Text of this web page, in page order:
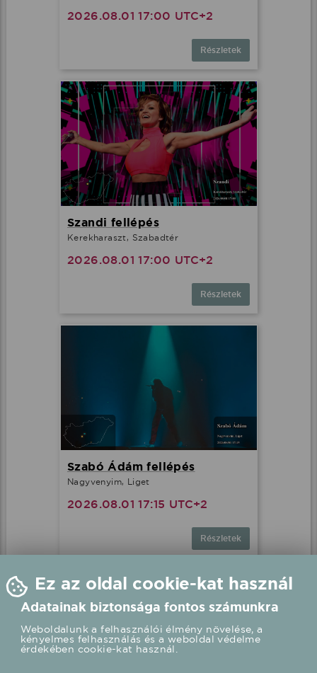
2026.08.01 17:00 UTC+2
Részletek
Szandi fellépés
Kerekharaszt, Szabadtér
2026.08.01 17:00 UTC+2
Részletek
Szabó Ádám fellépés
Nagyvenyim, Liget
2026.08.01 17:15 UTC+2
Részletek
Ez az oldal cookie-kat használ
Adatainak biztonsága fontos számunkra
Weboldalunk a felhasználói élmény növelése, a
kényelmes felhasználás és a weboldal védelme
érdekében cookie-kat használ.